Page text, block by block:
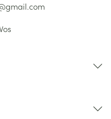
gmail.com